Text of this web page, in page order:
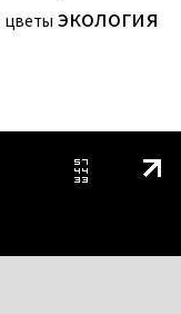
цветы экология